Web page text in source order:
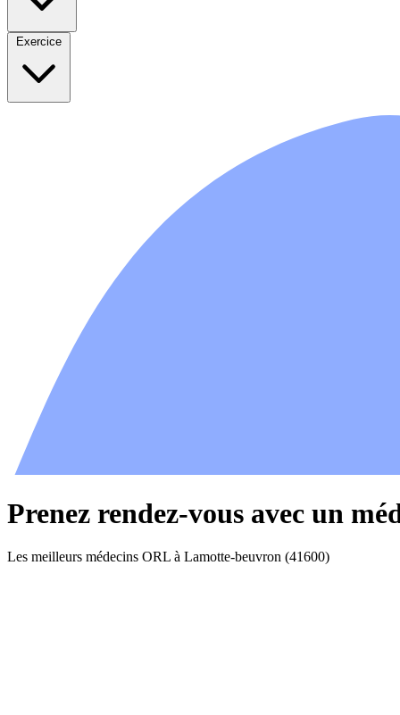
Exercice
Prenez rendez-vous avec un
Les meilleurs médecins ORL à Lamotte-beuvron (41600)